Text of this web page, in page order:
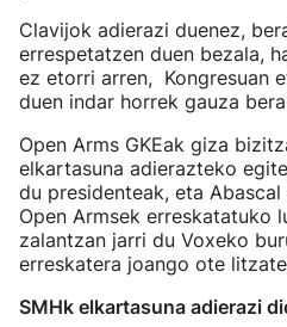
Clavijok adierazi duenez,
errespetatzen duen bezala,
ez etorri arren, Kongresuan
duen indar horrek gauza
Open Arms GKEak giza
elkartasuna adierazteko
du presidenteak, eta
Open Armsek erreskatatuko
zalantzan jarri du Voxeko
erreskatera joango ote
SMHk elkartasuna adierazi